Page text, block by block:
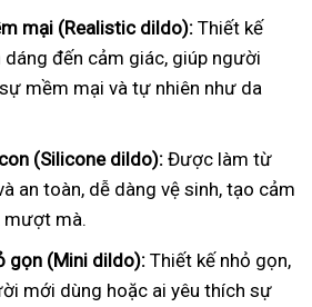
mại (Realistic dildo): Thiết kế
đến cảm giác, giúp người
mềm mại và tự nhiên như da
(Silicone dildo): Được làm từ
an toàn, dễ dàng vệ sinh, tạo cảm
mượt mà.
gọn (Mini dildo): Thiết kế nhỏ gọn,
mới dùng hoặc ai yêu thích sự